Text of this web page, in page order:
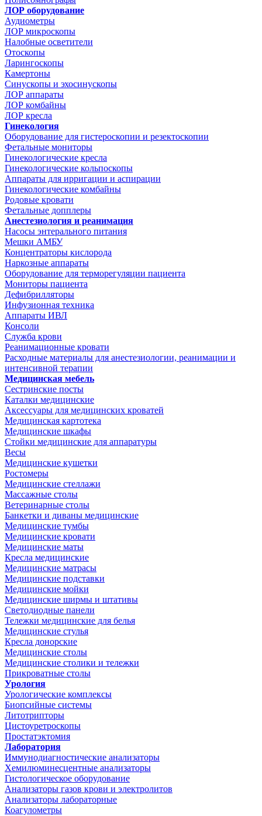
ЛОР оборудование
Аудиометры
ЛОР микроскопы
Налобные осветители
Отоскопы
Ларингоскопы
Камертоны
Синускопы и эхосинускопы
ЛОР аппараты
ЛОР комбайны
ЛОР кресла
Гинекология
Оборудование для гистероскопии и резектоскопии
Фетальные мониторы
Гинекологические кресла
Гинекологические кольпоскопы
Аппараты для ирригации и аспирации
Гинекологические комбайны
Родовые кровати
Фетальные допплеры
Анестезиология и реанимация
Насосы энтерального питания
Мешки АМБУ
Концентраторы кислорода
Наркозные аппараты
Оборудование для терморегуляции пациента
Мониторы пациента
Дефибрилляторы
Инфузионная техника
Аппараты ИВЛ
Консоли
Служба крови
Реанимационные кровати
Расходные материалы для анестезиологии, реанимации и
интенсивной терапии
Медицинская мебель
Сестринские посты
Каталки медицинские
Аксессуары для медицинских кроватей
Медицинская картотека
Медицинские шкафы
Стойки медицинские для аппаратуры
Весы
Медицинские кушетки
Ростомеры
Медицинские стеллажи
Массажные столы
Ветеринарные столы
Банкетки и диваны медицинские
Медицинские тумбы
Медицинские кровати
Медицинские маты
Кресла медицинские
Медицинские матрасы
Медицинские подставки
Медицинские мойки
Медицинские ширмы и штативы
Светодиодные панели
Тележки медицинские для белья
Медицинские стулья
Кресла донорские
Медицинские столы
Медицинские столики и тележки
Прикроватные столы
Урология
Урологические комплексы
Биопсийные системы
Литотрипторы
Цистоуретроскопы
Простатэктомия
Лаборатория
Иммунодиагностические анализаторы
Хемилюминесцентные анализаторы
Гистологическое оборудование
Анализаторы газов крови и электролитов
Анализаторы лабораторные
Коагулометры